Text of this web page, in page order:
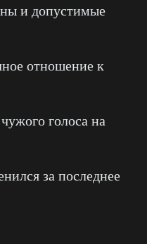
и допустимые
отношение к
голоса на
за последнее